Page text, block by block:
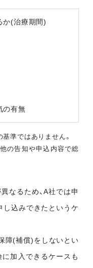
か(治療期間)
の有無
準ではありません。
の告知や申込内容で総
なるため、A社では申
し込みできたというケ
障(補償)をしないとい
加入できるケースも